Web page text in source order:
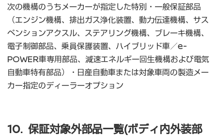
次の機構のうちメーカーが指定した特別・一般保証部品
（エンジン機構、排出ガス浄化装置、動力伝達機構、サス
ペンションアクスル、ステアリング機構、ブレーキ機構、
電子制御部品、乗員保護装置、ハイブリッド車／e-
POWER車専用部品、減速エネルギー回生機構および電気
自動車特有部品）・日産自動車または対象車両の製造メー
カー指定のディーラーオプション
10. 保証対象外部品一覧(ボディ内外装部